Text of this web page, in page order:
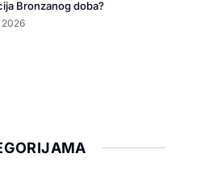
Bronzanog doba?